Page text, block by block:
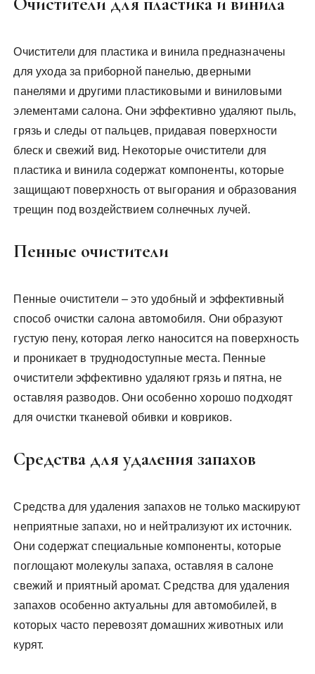
Очистители для пластика и винила предназначены
для ухода за приборной панелью, дверными
панелями и другими пластиковыми и виниловыми
элементами салона. Они эффективно удаляют пыль,
грязь и следы от пальцев, придавая поверхности
блеск и свежий вид. Некоторые очистители для
пластика и винила содержат компоненты, которые
защищают поверхность от выгорания и образования
трещин под воздействием солнечных лучей.
Пенные очистители
Пенные очистители – это удобный и эффективный
способ очистки салона автомобиля. Они образуют
густую пену, которая легко наносится на поверхность
и проникает в труднодоступные места. Пенные
очистители эффективно удаляют грязь и пятна, не
оставляя разводов. Они особенно хорошо подходят
для очистки тканевой обивки и ковриков.
Средства для удаления запахов
Средства для удаления запахов не только маскируют
неприятные запахи, но и нейтрализуют их источник.
Они содержат специальные компоненты, которые
поглощают молекулы запаха, оставляя в салоне
свежий и приятный аромат. Средства для удаления
запахов особенно актуальны для автомобилей, в
которых часто перевозят домашних животных или
курят.